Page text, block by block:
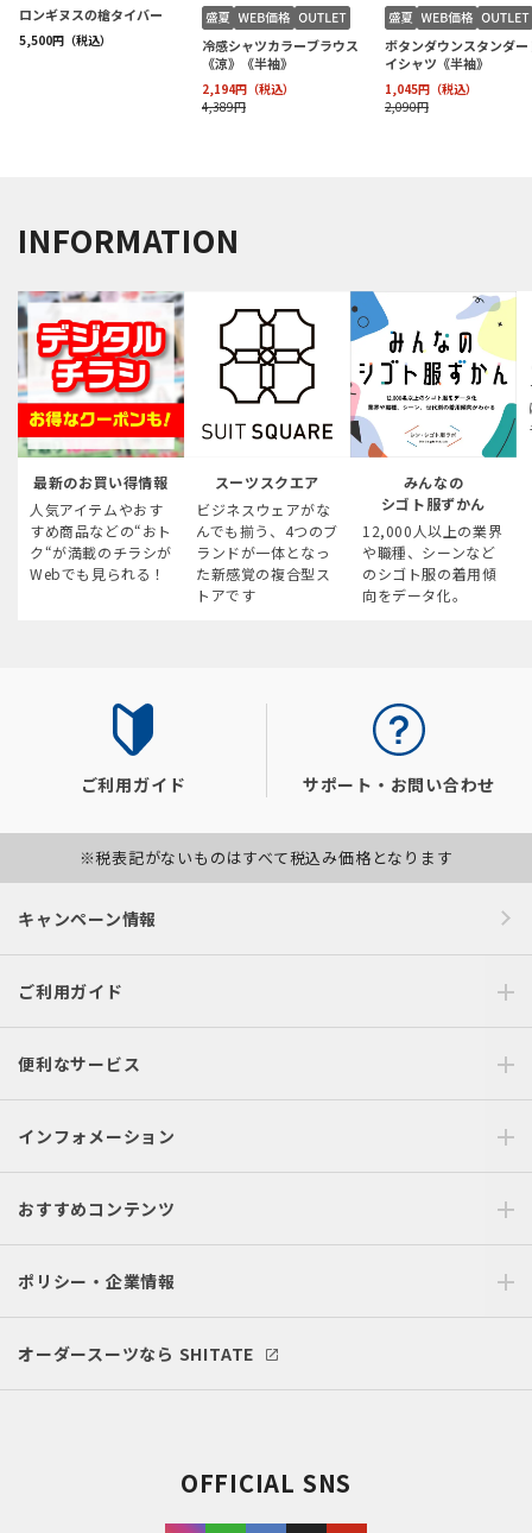
INFORMATION
最新のお買い得情報
人気アイテムやおす
すめ商品などの“おト
ク“が満載のチラシが
Webでも見られる！
スーツスクエア
ビジネスウェアがな
んでも揃う、4つのブ
ランドが一体となっ
た新感覚の複合型ス
トアです
みんなの
シゴト服ずかん
12,000人以上の業界
や職種、シーンなど
のシゴト服の着用傾
向をデータ化。
ご利用ガイド サポート・お問い合わせ
※税表記がないものはすべて税込み価格となります
キャンペーン情報
ご利用ガイド
便利なサービス
インフォメーション
おすすめコンテンツ
ポリシー・企業情報
オーダースーツなら SHITATE
OFFICIAL SNS